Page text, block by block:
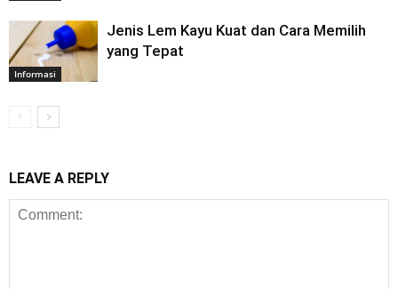
Informasi
Jenis Lem Kayu Kuat dan Cara Memilih
yang Tepat
LEAVE A REPLY